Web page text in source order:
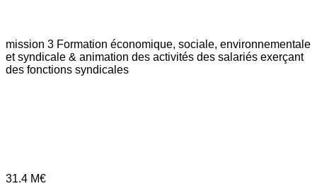
mission 3 Formation économique, sociale, environnementale
et syndicale & animation des activités des salariés exerçant
des fonctions syndicales
31.4 M€